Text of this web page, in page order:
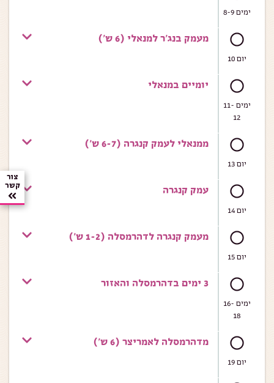
ימים 8-9
יום 10
מעמק בנג'ר למנאלי (6 ש')
ימים 11-
12
יומיים במנאלי
יום 13
ממנאלי לעמק קנגרה (6-7 ש')
יום 14
עמק קנגרה
יום 15
מעמק קנגרה לדהרמסלה (1-2 ש')
ימים 16-
18
3 ימים בדהרמסלה והאזור
יום 19
מדהרמסלה לאמריצר (6 ש')
צור
קשר